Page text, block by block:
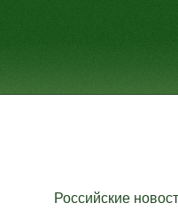
Российские